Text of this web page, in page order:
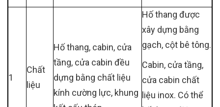
1
Chất
liệu
Hố thang, cabin, cửa
tầng, cửa cabin đều
dựng bằng chất liệu
kính cường lực, khung
Hố thang được
xây dựng bằng
gạch, cột bê tông.
Cabin, cửa tầng,
cửa cabin chất
liệu inox. Có thể